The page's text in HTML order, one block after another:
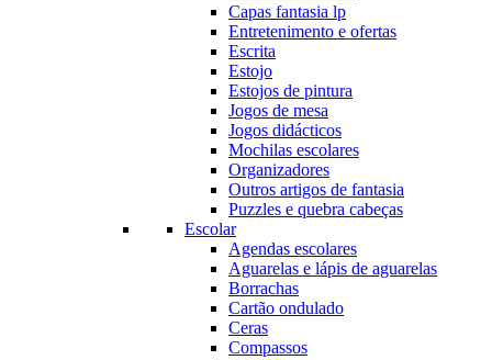
Capas fantasia lp
Entretenimento e ofertas
Escrita
Estojo
Estojos de pintura
Jogos de mesa
Jogos didácticos
Mochilas escolares
Organizadores
Outros artigos de fantasia
Puzzles e quebra cabeças
Escolar
Agendas escolares
Aguarelas e lápis de aguarelas
Borrachas
Cartão ondulado
Ceras
Compassos